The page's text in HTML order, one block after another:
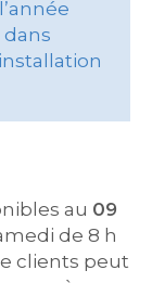
dans
au 09
de 8 h
clients peut